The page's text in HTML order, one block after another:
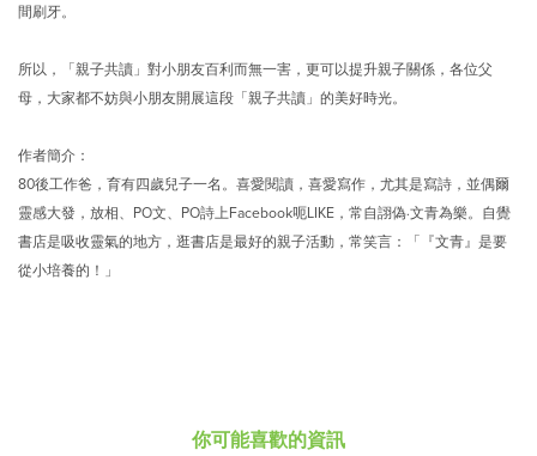
間刷牙。
所以，「親子共讀」對小朋友百利而無一害，更可以提升親子關係，各位父
母，大家都不妨與小朋友開展這段「親子共讀」的美好時光。
作者簡介：
80後工作爸，育有四歲兒子一名。喜愛閱讀，喜愛寫作，尤其是寫詩，並偶爾
靈感大發，放相、PO文、PO詩上Facebook呃LIKE，常自詡偽·文青為樂。自覺
書店是吸收靈氣的地方，逛書店是最好的親子活動，常笑言：「『文青』是要
從小培養的！」
你可能喜歡的資訊